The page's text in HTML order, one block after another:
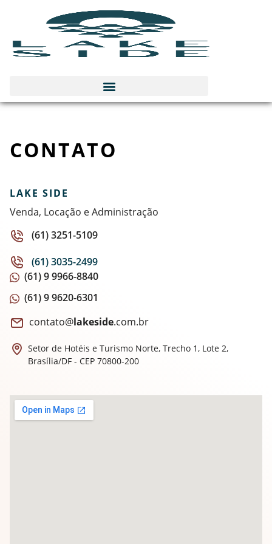
CONTATO
LAKE SIDE
Venda, Locação e Administração
(61) 3251-5109
(61) 3035-2499
(61) 9 9966-8840
(61) 9 9620-6301
contato@lakeside.com.br
Setor de Hotéis e Turismo Norte, Trecho 1,Lote 2,
Brasília/DF - CEP 70800-200